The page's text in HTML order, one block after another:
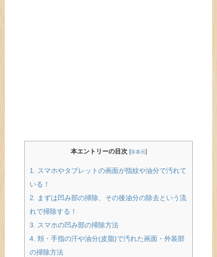
本エントリーの目次 [非表示]
1. スマホやタブレットの画面が指紋や油分で汚れて
いる！
2. まずは凹み部の掃除、その後油分の除去という流
れで掃除する！
3. スマホの凹み部の掃除方法
4. 頬・手指の汗や油分(皮脂)で汚れた画面・外装部
の掃除方法